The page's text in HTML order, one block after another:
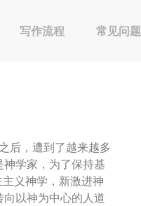
写作流程 常见问题
后，遭到了越来越多
学家，为了保持基
义神学，新激进神
以神为中心的人道